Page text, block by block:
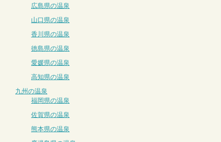
広島県の温泉
山口県の温泉
香川県の温泉
徳島県の温泉
愛媛県の温泉
高知県の温泉
九州の温泉
福岡県の温泉
佐賀県の温泉
熊本県の温泉